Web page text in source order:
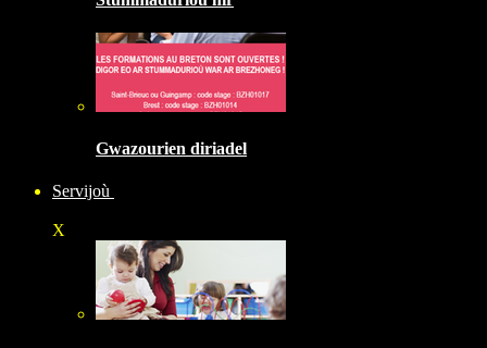
Gwazourien diriadel
Servijoù
X